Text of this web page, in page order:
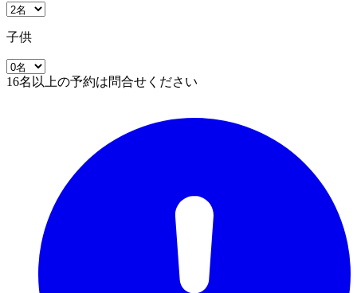
子供
16名以上の予約は問合せください